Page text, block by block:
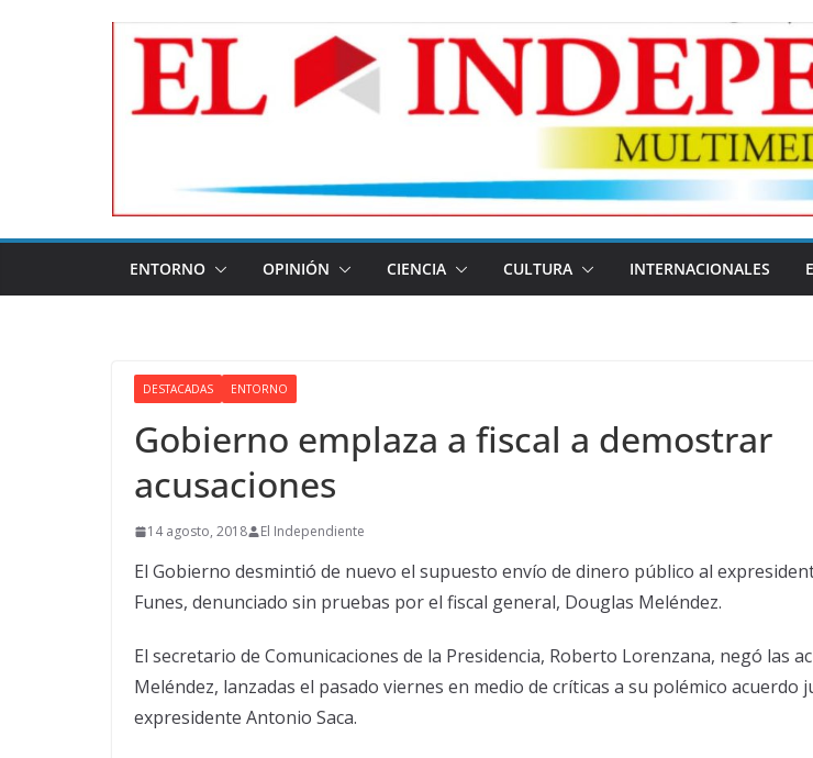
ENTORNO OPINIÓN CIENCIA CULTURA INTERNACIONALES
DESTACADAS ENTORNO
Gobierno emplaza a fiscal a demostrar
acusaciones
14 agosto, 2018 El Independiente
El Gobierno desmintió de nuevo el supuesto envío de dinero público al
Funes, denunciado sin pruebas por el fiscal general, Douglas Meléndez.
El secretario de Comunicaciones de la Presidencia, Roberto Lorenzana, negó las
Meléndez, lanzadas el pasado viernes en medio de críticas a su polémico acuerdo
expresidente Antonio Saca.